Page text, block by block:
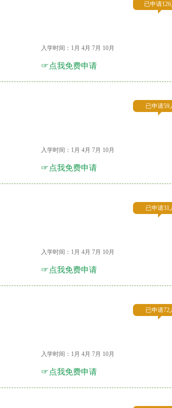
入学时间：1月 4月 7月 10月
☞点我免费申请
已申请126
入学时间：1月 4月 7月 10月
☞点我免费申请
已申请59
入学时间：1月 4月 7月 10月
☞点我免费申请
已申请31
入学时间：1月 4月 7月 10月
☞点我免费申请
已申请72